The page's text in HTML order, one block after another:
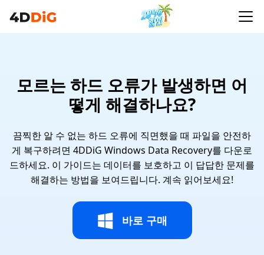
모르는 하드 오류가 발생하면 어
떻게 해결하나요?
끔찍한 알 수 없는 하드 오류에 직면했을 때 파일을 안전하
게 복구하려면 4DDiG Windows Data Recovery를 다운로
드하세요. 이 가이드는 데이터를 보호하고 이 답답한 문제를
해결하는 방법을 보여드립니다. 계속 읽어보세요!
바로 구매